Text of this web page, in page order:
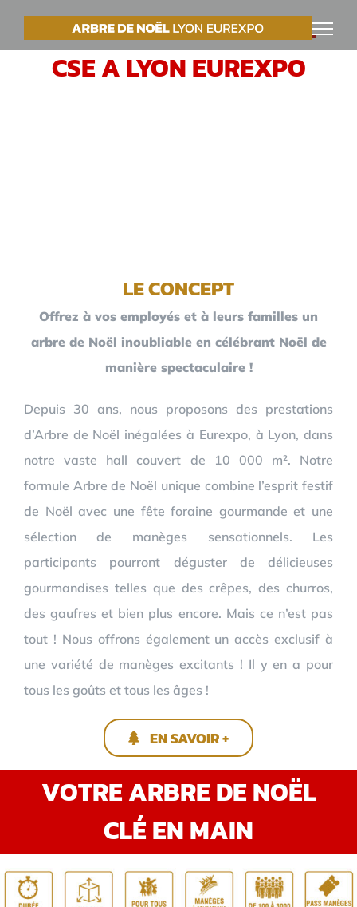
PasserVOTRE ARBRE DE NOËL
CSE A LYON EUREXPO
LE CONCEPT
Offrez à vos employés et à leurs familles un
arbre de Noël inoubliable en célébrant Noël de
manière spectaculaire !
Depuis 30 ans, nous proposons des prestations
d’Arbre de Noël inégalées à Eurexpo, à Lyon, dans
notre vaste hall couvert de 10 000 m². Notre
formule Arbre de Noël unique combine l’esprit festif
de Noël avec une fête foraine gourmande et une
sélection de manèges sensationnels. Les
participants pourront déguster de délicieuses
gourmandises telles que des crêpes, des churros,
des gaufres et bien plus encore. Mais ce n’est pas
tout ! Nous offrons également un accès exclusif à
une variété de manèges excitants ! Il y en a pour
tous les goûts et tous les âges !
EN SAVOIR +
VOTRE ARBRE DE NOËL
CLÉ EN MAIN